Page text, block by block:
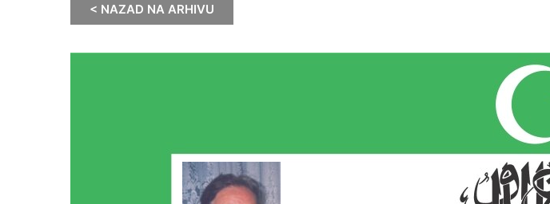
< NAZAD NA ARHIVU